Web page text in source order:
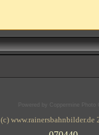
(c) www.rainersbahnbilder.de